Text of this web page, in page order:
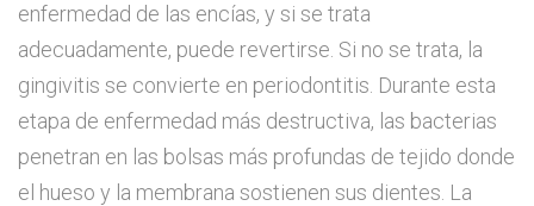
enfermedad de las encías, y si se trata
adecuadamente, puede revertirse. Si no se trata, la
gingivitis se convierte en periodontitis. Durante esta
etapa de enfermedad más destructiva, las bacterias
penetran en las bolsas más profundas de tejido donde
el hueso y la membrana sostienen sus dientes. La